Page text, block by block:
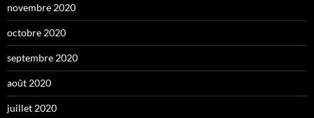
novembre 2020
octobre 2020
septembre 2020
août 2020
juillet 2020